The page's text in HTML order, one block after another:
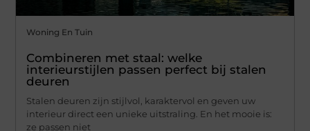
Woning En Tuin
Combineren met staal: welke
interieurstijlen passen perfect bij stalen
deuren
Stalen deuren zijn stijlvol, karaktervol en geven uw
interieur direct een unieke uitstraling. En het mooie is:
ze passen niet